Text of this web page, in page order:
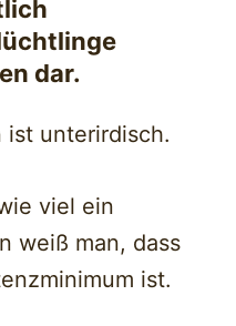
dar.
ist unterirdisch.
viel ein
weiß man, dass
ist.